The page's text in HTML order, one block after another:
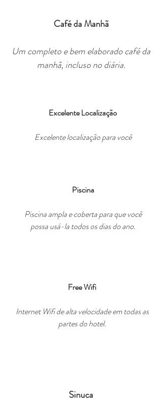
Café da Manhã
Um completo e bem elaborado café da
manhã, incluso no diária.
Excelente Localização
Excelente localização para você
Piscina
Piscina ampla e coberta para que você
possa usá-la todos os dias do ano.
Free Wifi
Internet Wifi de alta velocidade em todas as
partes do hotel.
Sinuca